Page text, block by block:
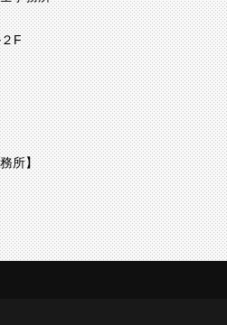
２F
所】
F
Reserved.